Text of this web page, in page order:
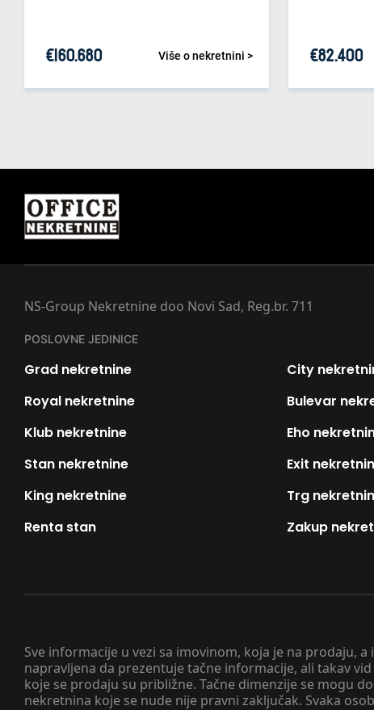
Više o nekretnini >
€160.680 €82.400
Sve informacije u vezi sa imovinom, koja je na prodaju,
napravljena da prezentuje tačne informacije, ali takav
koje se prodaju su približne. Tačne dimenzije se mogu
nekretnina koje se nude nije pravni zaključak. Svaka
NS-Group Nekretnine doo Novi Sad, Reg.br. 711
POSLOVNE JEDINICE
Grad nekretnine City
Royal nekretnine
Bulevar
Klub nekretnine
Eho
Stan nekretnine
Exit
King nekretnine
Trg
Renta stan
Zakup